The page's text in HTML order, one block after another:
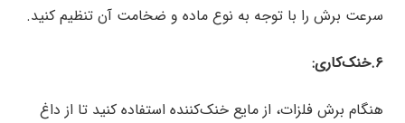
سرعت برش را با توجه به نوع ماده و ضخامت آن تنظیم کنید.
۶.خنک‌کاری:
هنگام برش فلزات، از مایع خنک‌کننده استفاده کنید تا از داغ